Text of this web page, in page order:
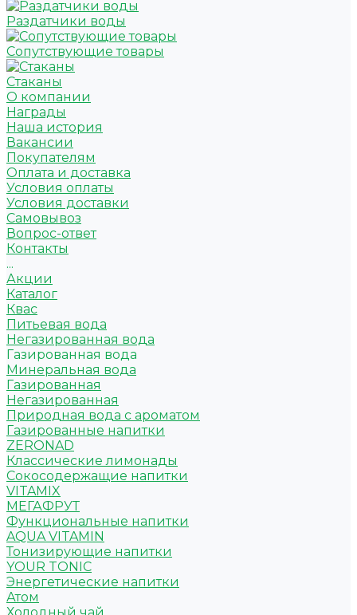
Раздатчики воды
Сопутствующие товары
Стаканы
О компании
Награды
Наша история
Вакансии
Покупателям
Оплата и доставка
Условия оплаты
Условия доставки
Самовывоз
Вопрос-ответ
Контакты
...
Акции
Каталог
Квас
Питьевая вода
Негазированная вода
Газированная вода
Минеральная вода
Газированная
Негазированная
Природная вода с ароматом
Газированные напитки
ZERONAD
Классические лимонады
Сокосодержащие напитки
VITAMIX
МЕГАФРУТ
Функциональные напитки
AQUA VITAMIN
Тонизирующие напитки
YOUR TONIC
Энергетические напитки
Атом